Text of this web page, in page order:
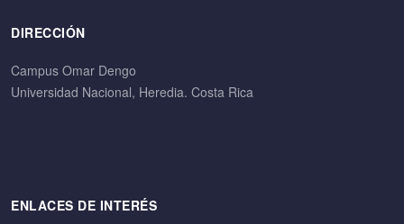
DIRECCIÓN
Campus Omar Dengo
Universidad Nacional, Heredia. Costa Rica
ENLACES DE INTERÉS